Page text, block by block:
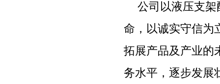
公司以液压支
命，以诚实守信为
拓展产品及产业的
务水平，逐步发展